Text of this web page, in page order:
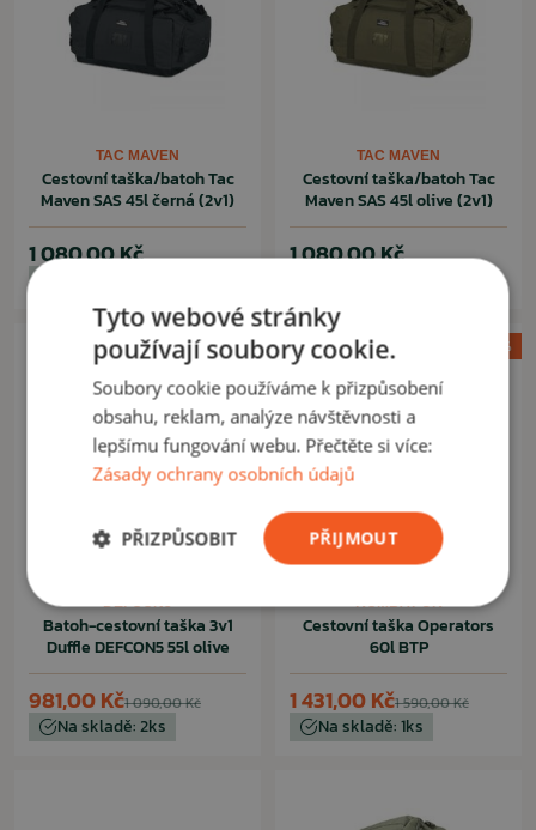
TAC MAVEN
Cestovní taška/batoh Tac
Maven SAS 45l černá (2v1)
1 080,00 Kč
TAC MAVEN
Cestovní taška/batoh Tac
Maven SAS 45l olive (2v1)
1 080,00 Kč
Akce -10%
DEFCON5
Batoh-cestovní taška 3v1
Duffle DEFCON5 55l olive
1 090,00 Kč
981,00 Kč
Na skladě: 2ks
Akce -10%
KOMBAT UK
Cestovní taška Operators
60l BTP
1 590,00 Kč
1 431,00 Kč
Na skladě: 1ks
Tyto webové stránky
používají soubory cookie.
Soubory cookie používáme k přizpůsobení
obsahu, reklam, analýze návštěvnosti a
lepšímu fungování webu. Přečtěte si více:
Zásady ochrany osobních údajů
PŘIJMOUT
PŘIZPŮSOBIT